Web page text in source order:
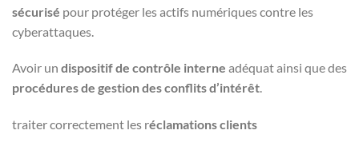
sécurisé pour protéger les actifs numériques contre les
cyberattaques.
Avoir un dispositif de contrôle interne adéquat ainsi que des
procédures de gestion des conflits d’intérêt.
traiter correctement les réclamations clients